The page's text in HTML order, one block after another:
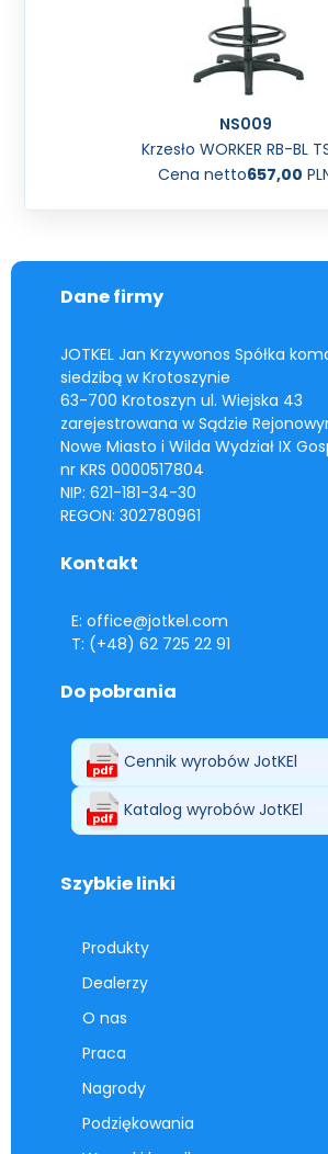
NS009
Krzesło WORKER RB-BL
Cena netto657,00
Dane firmy
JOTKEL Jan Krzywonos Spółka
siedzibą w Krotoszynie
63-700 Krotoszyn ul. Wiejska 43
zarejestrowana w Sądzie
Nowe Miasto i Wilda Wydział IX
nr KRS 0000517804
NIP: 621-181-34-30
REGON: 302780961
Kontakt
E: office@jotkel.com
T: (+48) 62 725 22 91
Do pobrania
Cennik wyrobów JotKEl
Katalog wyrobów JotKEl
Szybkie linki
Produkty
Dealerzy
O nas
Praca
Nagrody
Podziękowania